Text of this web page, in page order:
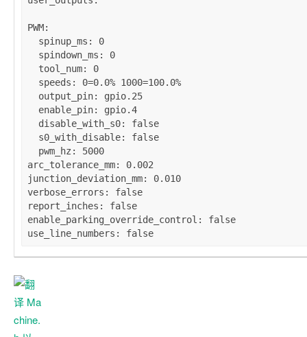
PWM:
spinup_ms : 0
spindown_ms : 0
tool_num: 0
speeds : 0=0.0% 1000=100.0%
output_pin: gpio.25
enable_pin: gpio.4
disable_with_s0: false
s0_with_disable: false
pwm_hz : 5000
arc_tolerance_mm: 0.002
junction_deviation_mm: 0.010
verbose_errors : false
report_inches : false
enable_parking_override_control : false
use_line_numbers : false